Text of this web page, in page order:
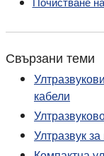
Свързани теми
кабели
Ултразвук